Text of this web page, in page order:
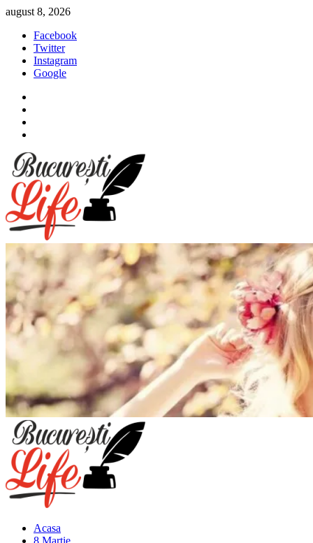
Sari
conținut
august 8, 2026
Facebook
Twitter
Instagram
Google
Meniu
principal
Acasa
8 Martie